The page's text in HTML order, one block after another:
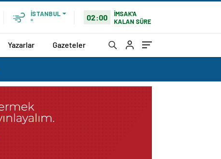
İSTANBUL
°
02:00
İMSAK'A
KALAN SÜRE
Yazarlar Gazeteler